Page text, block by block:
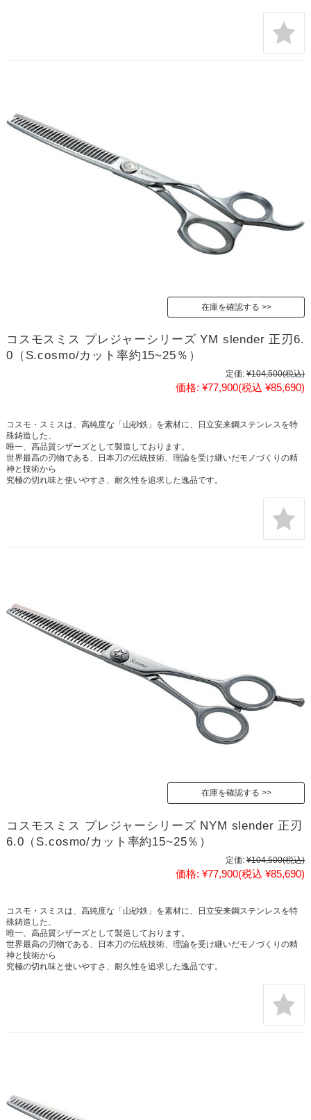
在庫を確認する
コスモスミス プレジャーシリーズ YM slender 正刃6.
0（S.cosmo/カット率約15~25％）
定価: ¥104,500(税込)
価格: ¥77,900(税込 ¥85,690)
コスモ・スミスは、高純度な「山砂鉄」を素材に、日立安来鋼ステンレスを特
殊鋳造した、
唯一、高品質シザーズとして製造しております。
世界最高の刃物である、日本刀の伝統技術、理論を受け継いだモノづくりの精
神と技術から
究極の切れ味と使いやすさ、耐久性を追求した逸品です。
在庫を確認する
コスモスミス プレジャーシリーズ NYM slender 正刃
6.0（S.cosmo/カット率約15~25％）
定価: ¥104,500(税込)
価格: ¥77,900(税込 ¥85,690)
コスモ・スミスは、高純度な「山砂鉄」を素材に、日立安来鋼ステンレスを特
殊鋳造した、
唯一、高品質シザーズとして製造しております。
世界最高の刃物である、日本刀の伝統技術、理論を受け継いだモノづくりの精
神と技術から
究極の切れ味と使いやすさ、耐久性を追求した逸品です。